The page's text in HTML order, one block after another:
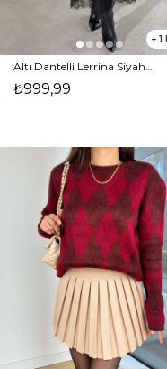
1
Altı Dantelli Lerrina Siyah Kadın Saten Etek 26K381
₺999,99